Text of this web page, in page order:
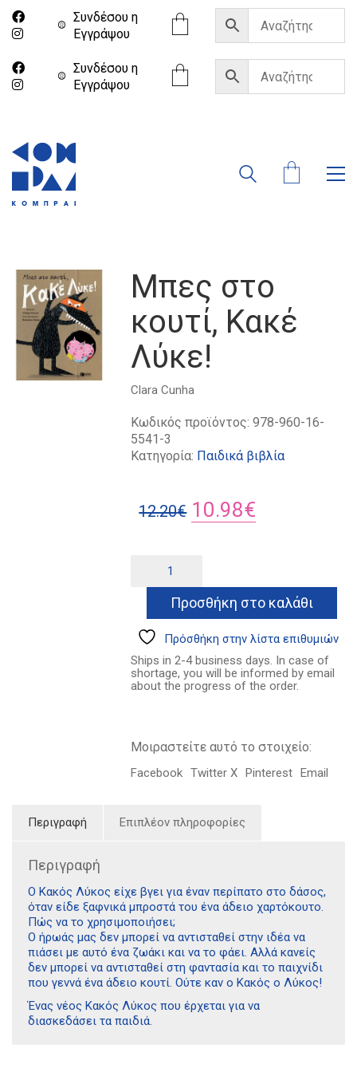
Συνδέσου η
Eγγράψου
Συνδέσου η
Eγγράψου
Μπες στο
κουτί, Κακέ
Λύκε!
Clara Cunha
Κωδικός προϊόντος:978-960-16-
5541-3
Κατηγορία: Παιδικά βιβλία
12.20€ Original
12.20€.
10.98€
είναι:
10.98€.
κουτί,
Λύκε!
ποσότητα
Προσθήκη στο καλάθι
Πρόσθήκη στην λίστα επιθυμιών
Ships in 2-4 business days. In case of
shortage, you will be informed by email
about the progress of the order.
Μοιραστείτε αυτό το στοιχείο:
Facebook Twitter X Pinterest Email
Περιγραφή Επιπλέον πληροφορίες
Περιγραφή
Ο Κακός Λύκος είχε βγει για έναν περίπατο στο δάσος,
όταν είδε ξαφνικά μπροστά του ένα άδειο χαρτόκουτο.
Πώς να το χρησιμοποιήσει;
Ο ήρωάς μας δεν μπορεί να αντισταθεί στην ιδέα να
πιάσει με αυτό ένα ζωάκι και να το φάει. Αλλά κανείς
δεν μπορεί να αντισταθεί στη φαντασία και το παιχνίδι
που γεννά ένα άδειο κουτί. Ούτε καν ο Κακός ο Λύκος!
Ένας νέος Κακός Λύκος που έρχεται για να
διασκεδάσει τα παιδιά.